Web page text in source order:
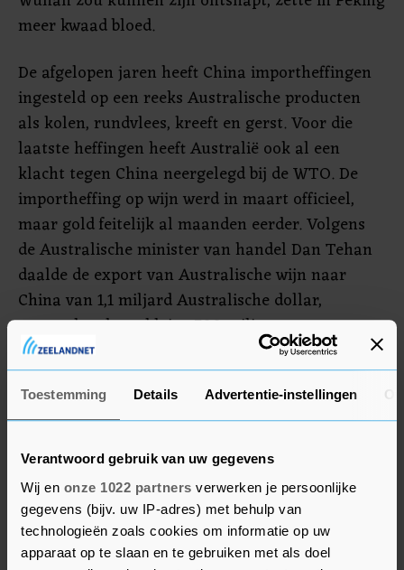
Toestemming Details Advertentie-instellingen
Verantwoord gebruik van uw gegevens
Wij en onze 1022 partners verwerken je persoonlijke
gegevens (bijv. uw IP-adres) met behulp van
technologieën zoals cookies om informatie op uw
apparaat op te slaan en te gebruiken met als doel
meer kwaad bloed.
De afgelopen jaren heeft China importheffingen
ingesteld op een reeks Australische producten
als kolen, rundvlees, kreeft en gerst. Voor die
laatste heffingen heeft Australië ook al een
klacht tegen China neergelegd bij de WTO. De
importheffing op wijn werd in maart officieel,
maar gold feitelijk al maanden eerder. Volgens
de Australische minister van handel Dan Tehan
daalde de export van Australische wijn naar
China van 1,1 miljard Australische dollar,
omgerekend een kleine 700 miljoen euro, tot
slechts 20 miljoen Australische dollar. De
importheffingen lopen volgens Tehan op tot 218
procent,
China stelt formeel dat de heffingen zijn
ingesteld omdat Australische wijnproducenten
aan dumping deden. Hun wijn zou gesubsidieerd
zijn en onder de marktprijs worden verkocht.